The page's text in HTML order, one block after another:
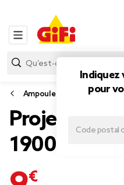
Indiquez
pour
Ampoule
Projecteur
1900lms
9,90 €